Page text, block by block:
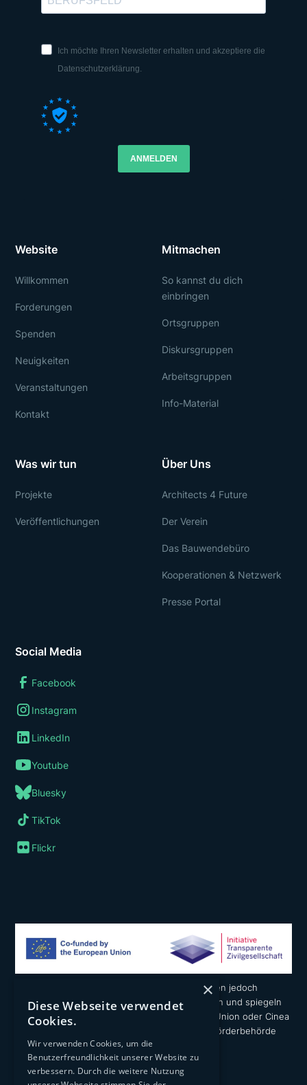
Ich möchte Ihren Newsletter erhalten und akzeptiere die
Datenschutzerklärung.
ANMELDEN
Website
Willkommen
Forderungen
Spenden
Neuigkeiten
Veranstaltungen
Kontakt
Mitmachen
So kannst du dich
einbringen
Ortsgruppen
Diskursgruppen
Arbeitsgruppen
Info-Material
Social Media
Facebook
Instagram
LinkedIn
Youtube
Bluesky
TikTok
Flickr
Was wir tun
Projekte
Veröffentlichungen
Über Uns
Architects 4 Future
Der Verein
Das Bauwendebüro
Kooperationen & Netzwerk
Presse Portal
Die geäußerten Ansichten und Meinungen liegen jedoch
ausschließlich in der Verantwortung der Autoren und spiegeln
nicht notwendigerweise die der Europäischen Union oder Cinea
wider. Weder die Europäische Union noch die Förderbehörde
können dafür verantwortlich gemacht werden.
×
Diese Webseite verwendet
Cookies.
Wir verwenden Cookies, um die
Benutzerfreundlichkeit unserer Website zu
verbessern. Durch die weitere Nutzung